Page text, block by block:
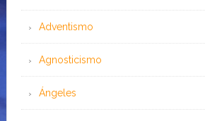
Adventismo
Agnosticismo
Ángeles